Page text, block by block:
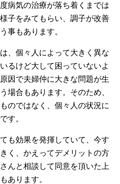
病気の治療が落ち着くまでは
子をみてもらい、調子が改善
事もあります。
、個々人によって大きく異な
るけど大して困っていないよ
因で夫婦仲に大きな問題が生
場合もあります。そのため、
のではなく、個々人の状況に
す。
も効果を発揮していて、今す
く、かえってデメリットの方
んと相談して同意を頂いた上
あります。